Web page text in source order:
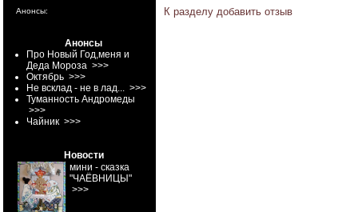
Анонсы:
Анонсы
Про Новый Год,меня и
Деда Мороза >>>
Октябрь >>>
Не всклад - не в лад... >>>
Туманность Андромеды
>>>
Чайник >>>
Новости
мини - сказка
"ЧАЁВНИЦЫ"
>>>
К разделу добавить отзыв